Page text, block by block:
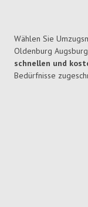
Wählen Sie
Oldenburg
schnellen und
Bedürfnisse